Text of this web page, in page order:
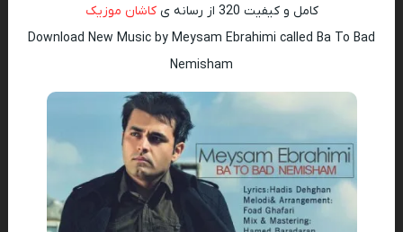
کامل و کیفیت 320 از رسانه ی
کاشان موزیک
Download New Music by Meysam Ebrahimi called Ba To Bad
Nemisham